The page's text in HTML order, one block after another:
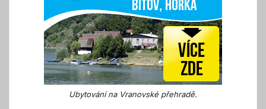
Ubytování na Vranovské přehradě.